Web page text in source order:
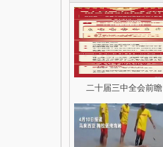
二十届三中全会前瞻